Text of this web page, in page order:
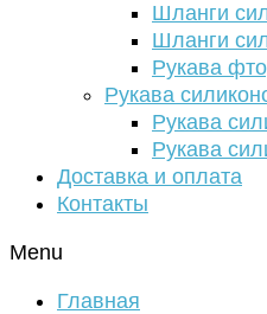
Шланги
Шланги
Рукава
Рукава
Рукава
Рукава
Доставка и оплата
Контакты
Menu
Главная